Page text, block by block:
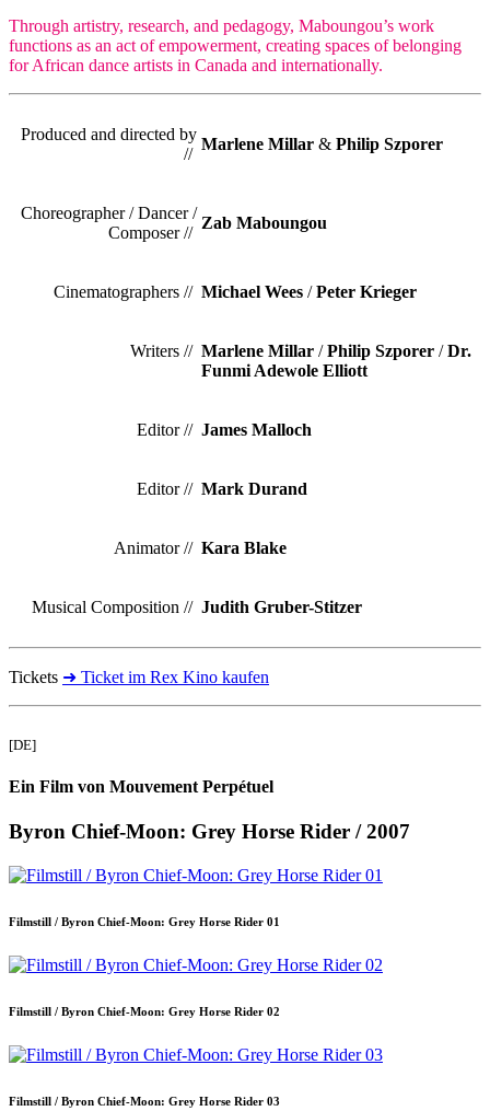
Through artistry, research, and pedagogy, Maboungou’s work
functions as an act of empowerment, creating spaces of belonging
for African dance artists in Canada and internationally.
Produced and directed by
//
Marlene Millar & Philip Szporer
Choreographer / Dancer /
Composer //
Zab Maboungou
Cinematographers // Michael Wees /Peter Krieger
Writers // Marlene Millar /Philip Szporer /Dr.
Funmi Adewole Elliott
Editor // James Malloch
Editor // Mark Durand
Animator // Kara Blake
Musical Composition // Judith Gruber-Stitzer
Tickets ➜ Ticket im Rex Kino kaufen
[DE]
Ein Film von Mouvement Perpétuel
Byron Chief-Moon: Grey Horse Rider / 2007
Filmstill / Byron Chief-Moon: Grey Horse Rider 01
Filmstill / Byron Chief-Moon: Grey Horse Rider 02
Filmstill / Byron Chief-Moon: Grey Horse Rider 03